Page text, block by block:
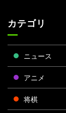
カテゴリ
ニュース
アニメ
将棋